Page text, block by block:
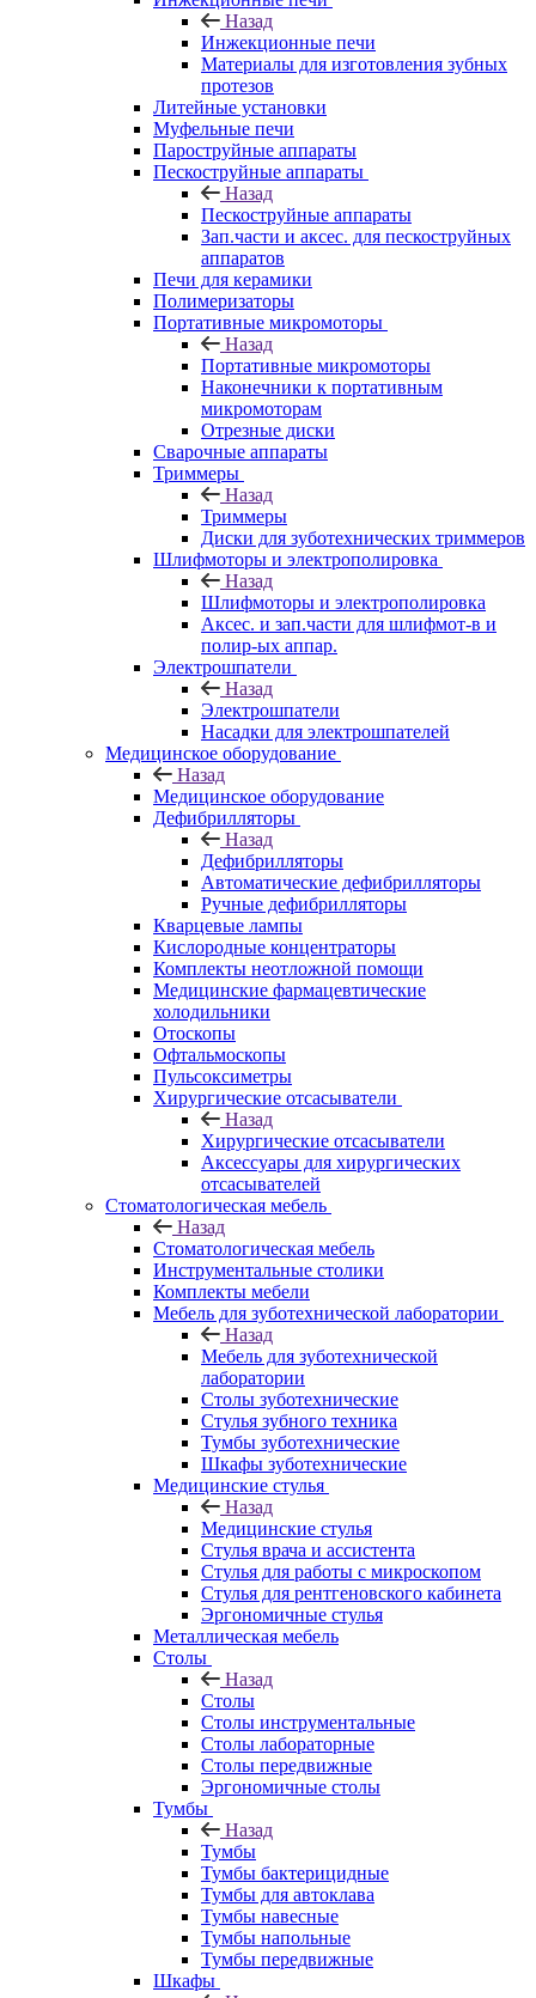
Назад
Инжекционные печи
Материалы для изготовления зубных
протезов
Литейные установки
Муфельные печи
Пароструйные аппараты
Пескоструйные аппараты
Назад
Пескоструйные аппараты
Зап.части и аксес. для пескоструйных
аппаратов
Печи для керамики
Полимеризаторы
Портативные микромоторы
Назад
Портативные микромоторы
Наконечники к портативным
микромоторам
Отрезные диски
Сварочные аппараты
Триммеры
Назад
Триммеры
Диски для зуботехнических триммеров
Шлифмоторы и электрополировка
Назад
Шлифмоторы и электрополировка
Аксес. и зап.части для шлифмот-в и
полир-ых аппар.
Электрошпатели
Назад
Электрошпатели
Насадки для электрошпателей
Медицинское оборудование
Назад
Медицинское оборудование
Дефибрилляторы
Назад
Дефибрилляторы
Автоматические дефибрилляторы
Ручные дефибрилляторы
Кварцевые лампы
Кислородные концентраторы
Комплекты неотложной помощи
Медицинские фармацевтические
холодильники
Отоскопы
Офтальмоскопы
Пульсоксиметры
Хирургические отсасыватели
Назад
Хирургические отсасыватели
Аксессуары для хирургических
отсасывателей
Стоматологическая мебель
Назад
Стоматологическая мебель
Инструментальные столики
Комплекты мебели
Мебель для зуботехнической лаборатории
Назад
Мебель для зуботехнической
лаборатории
Столы зуботехнические
Стулья зубного техника
Тумбы зуботехнические
Шкафы зуботехнические
Медицинские стулья
Назад
Медицинские стулья
Стулья врача и ассистента
Стулья для работы с микроскопом
Стулья для рентгеновского кабинета
Эргономичные стулья
Металлическая мебель
Столы
Назад
Столы
Столы инструментальные
Столы лабораторные
Столы передвижные
Эргономичные столы
Тумбы
Назад
Тумбы
Тумбы бактерицидные
Тумбы для автоклава
Тумбы навесные
Тумбы напольные
Тумбы передвижные
Шкафы